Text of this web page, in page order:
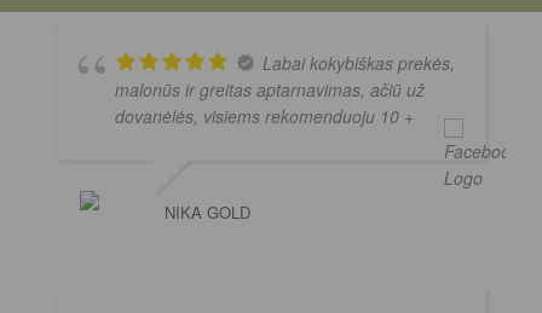
Labai kokybiškas prekės,
malonūs ir greitas aptarnavimas, ačiū už
dovanėlės, visiems rekomenduoju 10 +
NIKA GOLD